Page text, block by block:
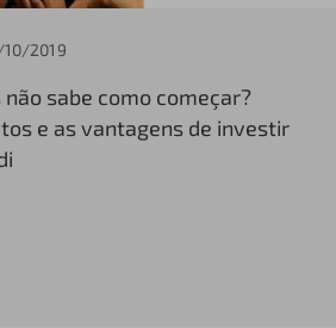
2019
sabe como começar?
e as vantagens de investir